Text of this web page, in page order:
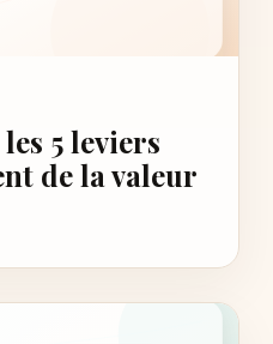
5 leviers
de la valeur